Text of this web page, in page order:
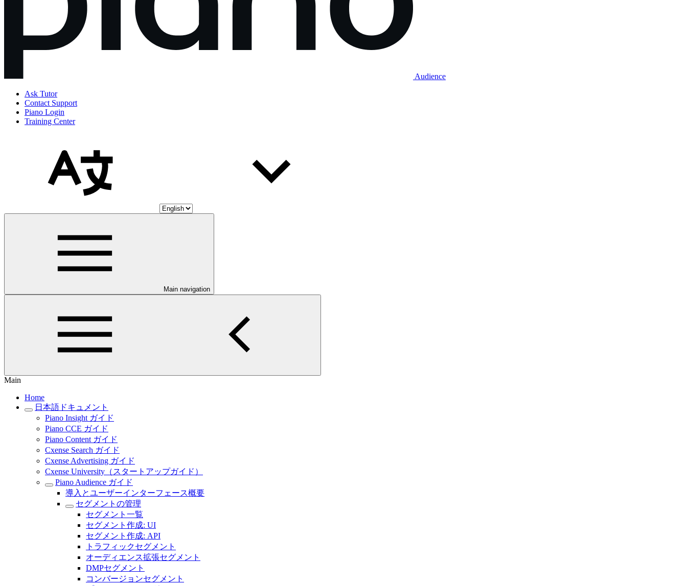
Audience
Ask Tutor
Contact Support
Piano Login
Training Center
Main navigation
Main
Home
日本語ドキュメント
Piano Insight ガイド
Piano CCE ガイド
Piano Content ガイド
Cxense Search ガイド
Cxense Advertising ガイド
Cxense University（スタートアップガイド）
Piano Audience ガイド
導入とユーザーインターフェース概要
セグメントの管理
セグメント一覧
セグメント作成: UI
セグメント作成: API
トラフィックセグメント
オーディエンス拡張セグメント
DMPセグメント
コンバージョンセグメント